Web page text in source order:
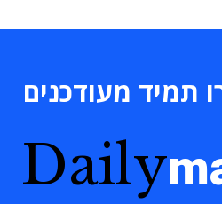
תמיד מעודכנים
Daily